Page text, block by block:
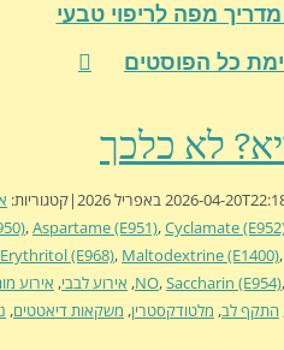
מפה לריפוי טבעי
כל הפוסטים
2026-04-
|קטגוריות:
,Aspartame (E951),Cyclamate
Erythritol (E968), Maltodextrine (E1400),
NO,Saccharin (E954),
, אירוע לבבי, אירוע
התקף לב, מלטודקסטרין, משקאות דיאטטים,